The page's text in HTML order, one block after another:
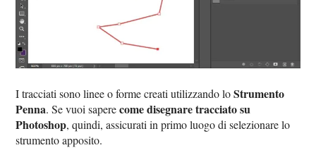
I tracciati sono linee o forme creati utilizzando loStrumento
Penna. Se vuoi saperecome disegnare tracciato su
Photoshop, quindi, assicurati in primo luogo di selezionare lo
strumento apposito.